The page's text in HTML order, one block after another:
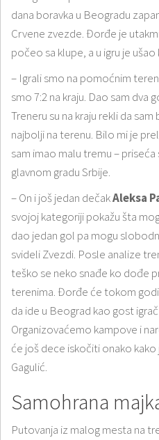
dana boravka u Beogradu
Crvene zvezde. Đorđe je
počeo sa klupe, a u igru je ušao
– Igrali smo na pomoćnim
smo 7:2 na kraju. Dao sam dva
Treneru su na kraju rekli da
najbolji na terenu. Bilo mi je
sam imao malu tremu –
glavnom gradu Srbije.
– On i još jedan dečakAleksa
svojoj kategoriji pokažu šta
dao jedan gol pa mogu
svideli Zvezdi. Posle analize
teško se neko snađe ko dođe
terenima. Đorđe će tokom
da ide u Beograd kao gost
Organizovaćemo kampove i
će još dece iskočiti onako
Gagulić.
Samohrana
Putovanja iz malog mesta na